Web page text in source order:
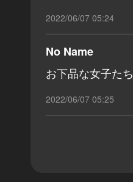
2022/06/07 05:24
No Name
お下品な女子たち
2022/06/07 05:25